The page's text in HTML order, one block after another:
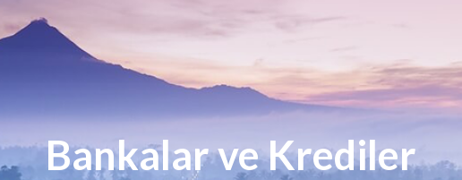
Bankalar ve Krediler